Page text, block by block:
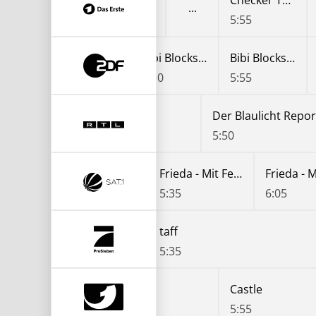
5:15
5:55
Bibi Blocksberg
5:30
Bibi Blocksberg
5:55
Der Blaulicht
5:50
Frieda - Mit Feuer und Flamme
5:35
6:05
taff
5:35
Castle
Castle
5:55